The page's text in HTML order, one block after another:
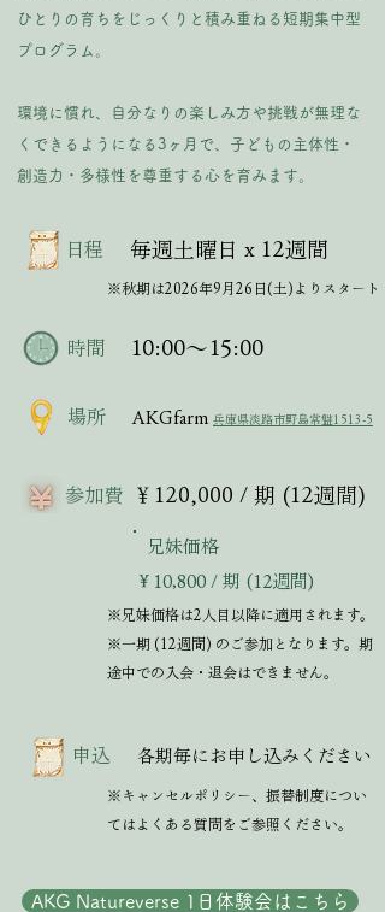
ひとりの育ちをじっくりと積み重ねる短期集中型
プログラム。
​環境に慣れ、自分なりの楽しみ方や挑戦が無理な
くできるようになる3ヶ月で、子どもの主体性・
創造力・多様性を尊重する心を育みます。
​日程 毎週土曜日 x 12週間
※秋期は2026年9月26日(土)よりスタート
​時間 10:00～15:00
場所 AKGfarm 兵庫県淡路市野島常盤1513-5
参加費 ￥120,000 / 期 (12週間)
兄妹価格
￥10,800 / 期 (12週間)
※兄妹価格は2人目以降に適用されます。
※一期 (12週間) のご参加となります。期
途中での入会・退会はできません。
申込 各期毎にお申し込みください
※キャンセルポリシー、振替制度につい
てはよくある質問をご参照ください。
AKG Natureverse 1日体験会はこちら